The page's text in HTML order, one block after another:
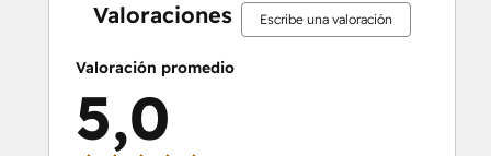
Valoraciones Escribe una valoración
Valoración promedio
5,0